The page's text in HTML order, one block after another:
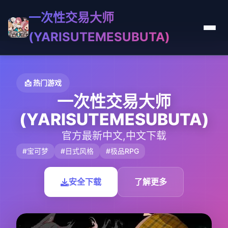
一次性交易大师
(YARISUTEMESUBUTA)
📩 热门游戏
一次性交易大师
(YARISUTEMESUBUTA)
官方最新中文,中文下载
#宝可梦 #日式风格 #极品RPG
安全下载 了解更多